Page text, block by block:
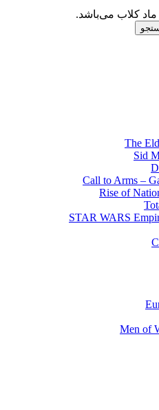
کلاب می‌باشد.
The
Sid
Call to Arms –
Rise of
STAR WARS
Men of